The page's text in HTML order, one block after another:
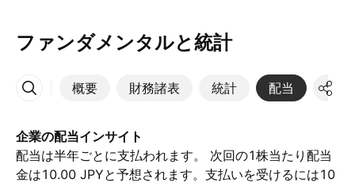
ファンダメンタルと統計
概要 財務諸表 統計 配当 決算
その他
企業の配当インサイト
配当は半年ごとに支払われます。 次回の1株当たり配当
金は10.00 JPYと予想されます。支払いを受けるには10